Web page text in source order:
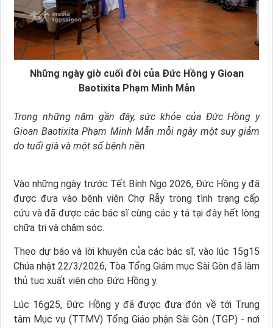
Những ngày giờ cuối đời của Đức Hồng y Gioan
Baotixita Phạm Minh Mẫn
Trong những năm gần đây, sức khỏe của Đức Hồng y
Gioan Baotixita Phạm Minh Mẫn mỗi ngày một suy giảm
do tuổi già và một số bệnh nền.
Vào những ngày trước Tết Bính Ngọ 2026, Đức Hồng y đã
được đưa vào bệnh viện Chợ Rẫy trong tình trạng cấp
cứu và đã được các bác sĩ cùng các y tá tại đây hết lòng
chữa trị và chăm sóc.
Theo dự báo và lời khuyên của các bác sĩ, vào lúc 15g15
Chúa nhật 22/3/2026, Tòa Tổng Giám mục Sài Gòn đã làm
thủ tục xuất viện cho Đức Hồng y.
Lúc 16g25, Đức Hồng y đã được đưa đón về tới Trung
tâm Mục vụ (TTMV) Tổng Giáo phận Sài Gòn (TGP) - nơi